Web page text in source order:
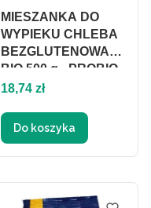
MIESZANKA DO
WYPIEKU CHLEBA
BEZGLUTENOWA
BIO 500 g - PROBIO
Cena
18,74 zł
Do koszyka